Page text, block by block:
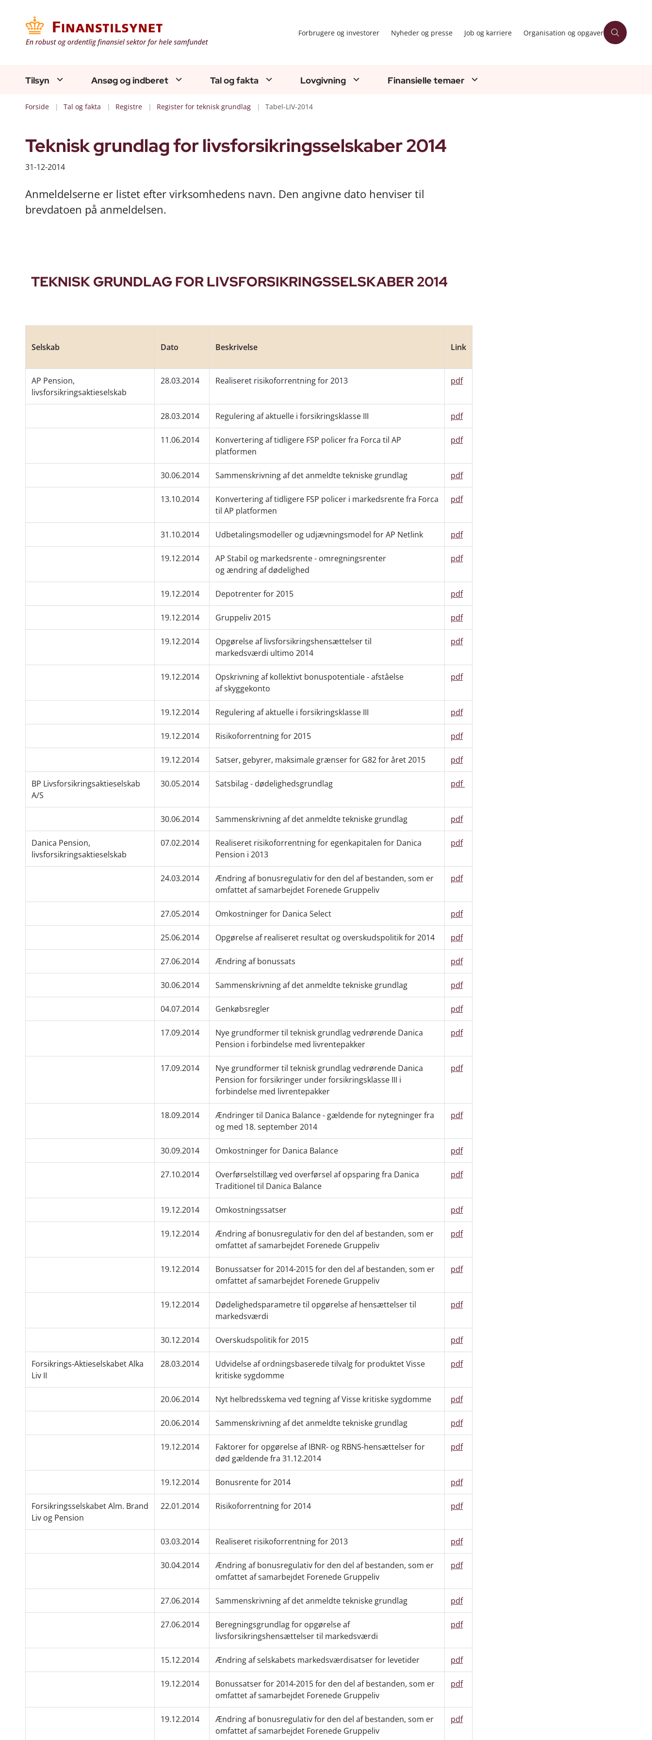
Forbrugere og investorer Nyheder og presse Job og karriere Organisation og opgaver
Tilsyn Ansøg og indberet Tal og fakta Lovgivning Finansielle temaer
Forside Tal og fakta Registre Register for teknisk grundlag Tabel-LIV-2014
Teknisk grundlag for livsforsikringsselskaber 2014
31-12-2014
Anmeldelserne er listet efter virksomhedens navn. Den angivne dato henviser til
brevdatoen på anmeldelsen.
TEKNISK GRUNDLAG FOR LIVSFORSIKRINGSSELSKABER 2014
Selskab Dato Beskrivelse Link
AP Pension,
livsforsikringsaktieselskab
28.03.2014 Realiseret risikoforrentning for 2013 pdf
28.03.2014 Regulering af aktuelle i forsikringsklasse III pdf
11.06.2014
Konvertering af tidligere FSP policer fra Forca til AP
platformen
pdf
30.06.2014 Sammenskrivning af det anmeldte tekniske grundlag pdf
13.10.2014
Konvertering af tidligere FSP policer i markedsrente fra Forca
til AP platformen
pdf
31.10.2014 Udbetalingsmodeller og udjævningsmodel for AP Netlink pdf
19.12.2014
AP Stabil og markedsrente - omregningsrenter
og ændring af dødelighed
pdf
19.12.2014 Depotrenter for 2015 pdf
19.12.2014 Gruppeliv 2015 pdf
19.12.2014
Opgørelse af livsforsikringshensættelser til
markedsværdi ultimo 2014
pdf
19.12.2014
Opskrivning af kollektivt bonuspotentiale - afståelse
af skyggekonto
pdf
19.12.2014 Regulering af aktuelle i forsikringsklasse III pdf
19.12.2014 Risikoforrentning for 2015 pdf
19.12.2014 Satser, gebyrer, maksimale grænser for G82 for året 2015 pdf
BP Livsforsikringsaktieselskab
A/S
30.05.2014 Satsbilag - dødelighedsgrundlag pdf
30.06.2014 Sammenskrivning af det anmeldte tekniske grundlag pdf
Danica Pension,
livsforsikringsaktieselskab
07.02.2014
Realiseret risikoforrentning for egenkapitalen for Danica
Pension i 2013
pdf
24.03.2014
Ændring af bonusregulativ for den del af bestanden, som er
omfattet af samarbejdet Forenede Gruppeliv
pdf
27.05.2014 Omkostninger for Danica Select pdf
25.06.2014 Opgørelse af realiseret resultat og overskudspolitik for 2014 pdf
27.06.2014 Ændring af bonussats pdf
30.06.2014 Sammenskrivning af det anmeldte tekniske grundlag pdf
04.07.2014 Genkøbsregler pdf
17.09.2014
Nye grundformer til teknisk grundlag vedrørende Danica
Pension i forbindelse med livrentepakker
pdf
17.09.2014
Nye grundformer til teknisk grundlag vedrørende Danica
Pension for forsikringer under forsikringsklasse III i
forbindelse med livrentepakker
pdf
18.09.2014
Ændringer til Danica Balance - gældende for nytegninger fra
og med 18. september 2014
pdf
30.09.2014 Omkostninger for Danica Balance pdf
27.10.2014
Overførselstillæg ved overførsel af opsparing fra Danica
Traditionel til Danica Balance
pdf
19.12.2014 Omkostningssatser pdf
19.12.2014
Ændring af bonusregulativ for den del af bestanden, som er
omfattet af samarbejdet Forenede Gruppeliv
pdf
19.12.2014
Bonussatser for 2014-2015 for den del af bestanden, som er
omfattet af samarbejdet Forenede Gruppeliv
pdf
19.12.2014
Dødelighedsparametre til opgørelse af hensættelser til
markedsværdi
pdf
30.12.2014 Overskudspolitik for 2015 pdf
Forsikrings-Aktieselskabet Alka
Liv II
28.03.2014
Udvidelse af ordningsbaserede tilvalg for produktet Visse
kritiske sygdomme
pdf
20.06.2014 Nyt helbredsskema ved tegning af Visse kritiske sygdomme pdf
20.06.2014 Sammenskrivning af det anmeldte tekniske grundlag pdf
19.12.2014
Faktorer for opgørelse af IBNR- og RBNS-hensættelser for
død gældende fra 31.12.2014
pdf
19.12.2014 Bonusrente for 2014 pdf
Forsikringsselskabet Alm. Brand
Liv og Pension
22.01.2014 Risikoforrentning for 2014 pdf
03.03.2014 Realiseret risikoforrentning for 2013 pdf
30.04.2014
Ændring af bonusregulativ for den del af bestanden, som er
omfattet af samarbejdet Forenede Gruppeliv
pdf
27.06.2014 Sammenskrivning af det anmeldte tekniske grundlag pdf
27.06.2014
Beregningsgrundlag for opgørelse af
livsforsikringshensættelser til markedsværdi
pdf
15.12.2014 Ændring af selskabets markedsværdisatser for levetider pdf
19.12.2014
Bonussatser for 2014-2015 for den del af bestanden, som er
omfattet af samarbejdet Forenede Gruppeliv
pdf
19.12.2014
Ændring af bonusregulativ for den del af bestanden, som er
omfattet af samarbejdet Forenede Gruppeliv
pdf